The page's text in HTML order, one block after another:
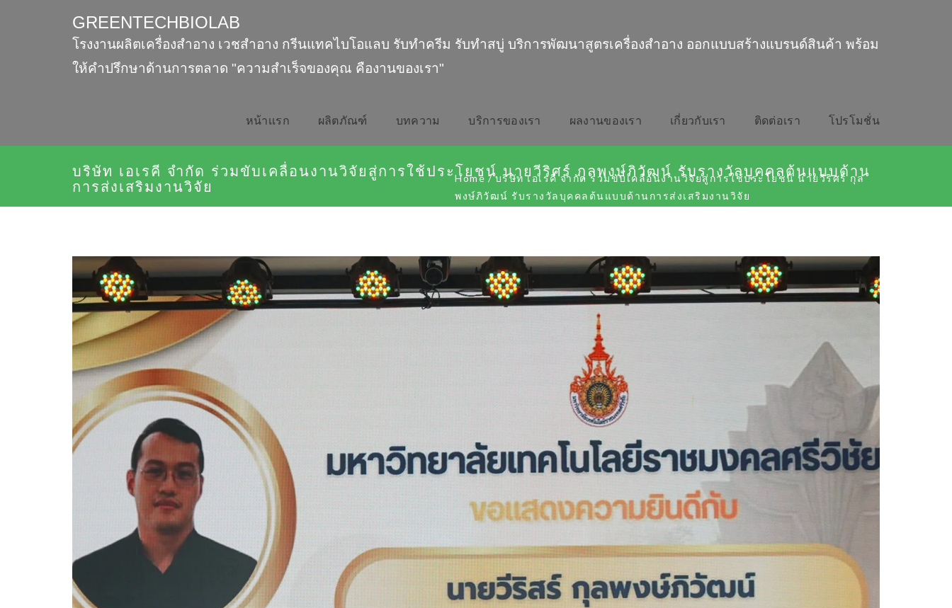
GREENTECHBIOLAB
โรงงานผลิตเครื่องสำอาง เวชสำอาง กรีนแทคไบโอแลบ รับทำครีม รับทำสบู่ บริการพัฒนาสูตรเครื่องสำอาง ออกแบบสร้างแบรนด์สินค้า พร้อม
ให้คำปรึกษาด้านการตลาด "ความสำเร็จของคุณ คืองานของเรา"
หน้าเเรก ผลิตภัณฑ์ บทความ บริการของเรา ผลงานของเรา เกี่ยวกับเรา ติดต่อเรา โปรโมชั่น
บริษัท เอเรคี จำกัด ร่วมขับเคลื่อนงานวิจัยสู่การใช้ประโยชน์ นายวีริศร์ กุลพงษ์ภิวัฒน์ รับรางวัลบุคคลต้นแบบด้าน
การส่งเสริมงานวิจัย
Home / บริษัท เอเรคี จำกัด ร่วมขับเคลื่อนงานวิจัยสู่การใช้ประโยชน์ นายวีริศร์ กุล
พงษ์ภิวัฒน์ รับรางวัลบุคคลต้นแบบด้านการส่งเสริมงานวิจัย